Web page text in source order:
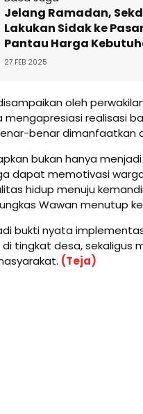
Jelang Ramadan,
Lakukan Sidak ke
Pantau Harga
27 FEB 2025
oleh
mengapresiasi realisasi
benar dimanfaatkan
bukan hanya
dapat memotivasi
hidup menuju
Wawan menutup
bukti nyata
tingkat desa, sekaligus
(Teja)